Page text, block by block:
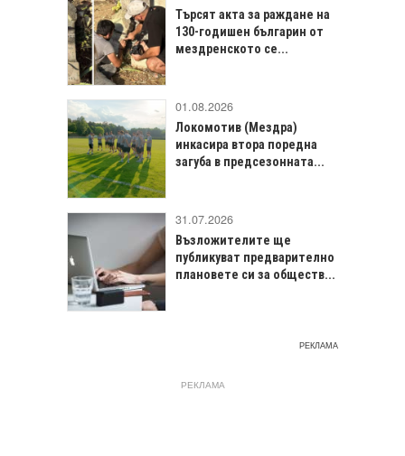
Търсят акта за раждане на
130-годишен българин от
мездренското се...
01.08.2026
Локомотив (Мездра)
инкасира втора поредна
загуба в предсезонната...
31.07.2026
Възложителите ще
публикуват предварително
плановете си за обществ...
РЕКЛАМА
РЕКЛАМА